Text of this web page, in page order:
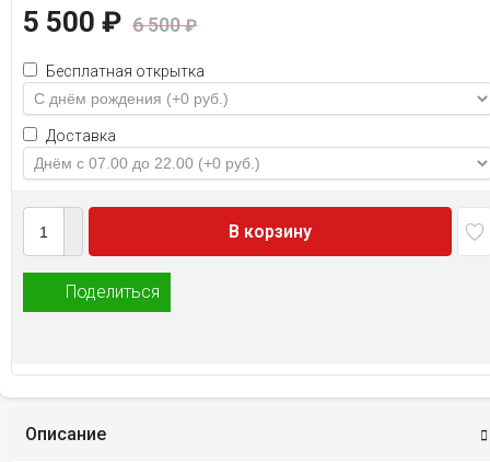
5 500 ₽ 6 500₽
Бесплатная открытка
Доставка
В корзину
Поделиться
Описание